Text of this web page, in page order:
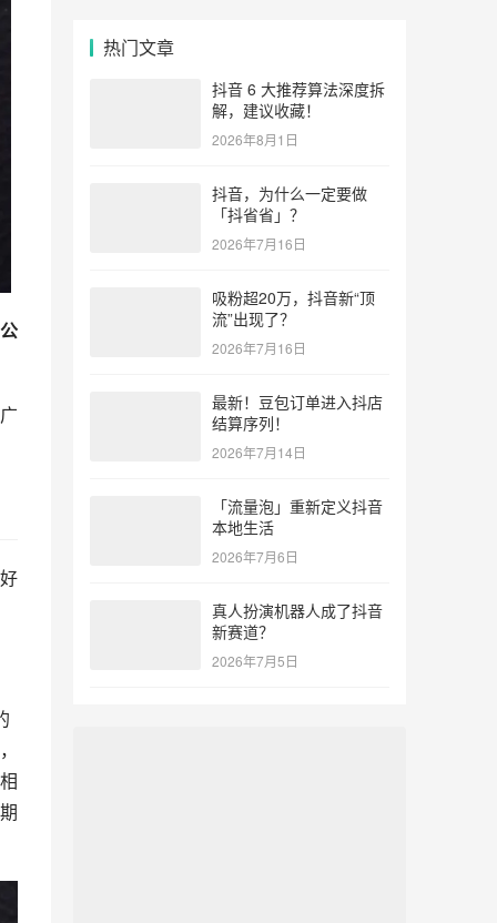
热门文章
抖音 6 大推荐算法深度拆
解，建议收藏！
2026年8月1日
抖音，为什么一定要做
「抖省省」？
2026年7月16日
吸粉超20万，抖音新“顶
流”出现了？
2026年7月16日
最新！豆包订单进入抖店
结算序列！
2026年7月14日
「流量泡」重新定义抖音
本地生活
2026年7月6日
真人扮演机器人成了抖音
新赛道？
2026年7月5日